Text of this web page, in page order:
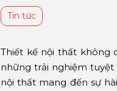
Tin tức
Thiết kế nội thất không
những trải nghiệm tuyệt
nội thất mang đến sự